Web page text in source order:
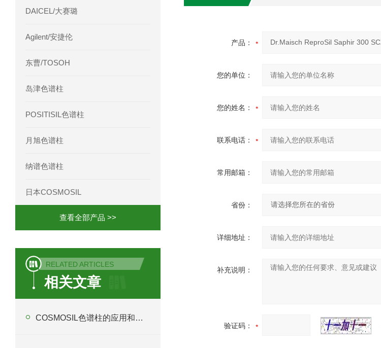
DAICEL/大赛璐
Agilent/安捷伦
东曹/TOSOH
岛津色谱柱
POSITISIL色谱柱
月旭色谱柱
纳谱色谱柱
日本COSMOSIL
查看全部产品 >>
RELATED ARTICLES
相关文章
COSMOSIL色谱柱的应用和原理概述
产品：
您的单位：
您的姓名：
联系电话：
常用邮箱：
省份：
详细地址：
补充说明：
验证码：